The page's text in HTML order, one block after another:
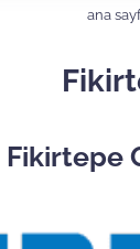
ana
Fikirtepe